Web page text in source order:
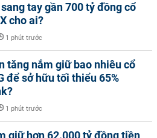
tay gần 700 tỷ đồng cổ
cho ai?
1 phút trước
tăng nắm giữ bao nhiêu cổ
để sở hữu tối thiểu 65%
1 phút trước
giữ hơn 62.000 tỷ đồng tiền